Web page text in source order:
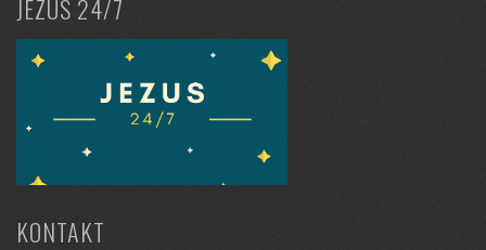
JEZUS 24/7
KONTAKT